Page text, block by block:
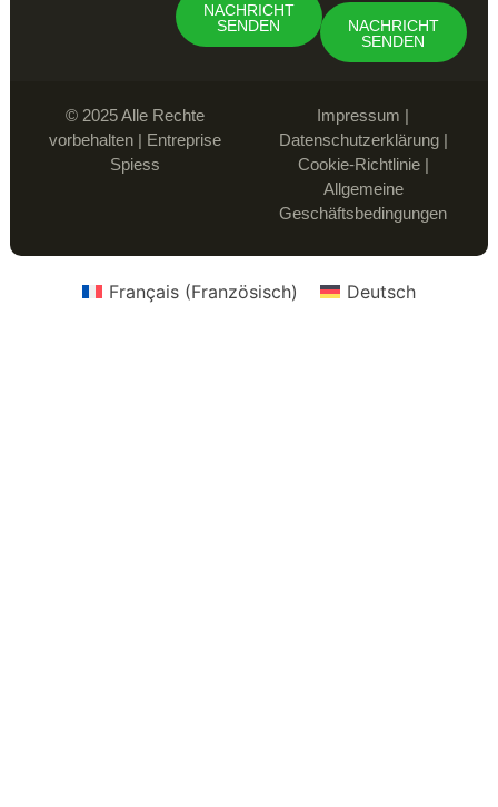
NACHRICHT
SENDEN
NACHRICHT
SENDEN
© 2025 Alle Rechte
vorbehalten | Entreprise
Spiess
Impressum |
Datenschutzerklärung|
Cookie-Richtlinie|
Allgemeine
Geschäftsbedingungen
Français (Französisch) Deutsch